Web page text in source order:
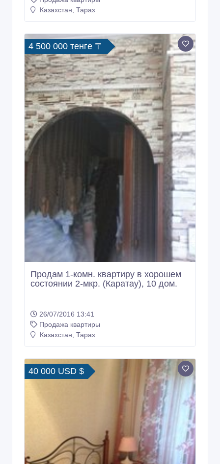
Казахстан, Тараз
4 500 000 тенге 〒
Продам 1-комн. квартиру в хорошем
состоянии 2-мкр. (Каратау), 10 дом.
26/07/2016 13:41
Продажа квартиры
Казахстан, Тараз
40 000 USD $